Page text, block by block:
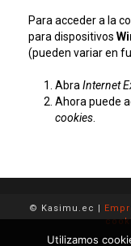
Para acceder a la
para dispositivos
(pueden variar en
Abra Internet
Ahora puede
cookies.
© Kasimu.ec |
Utilizamos